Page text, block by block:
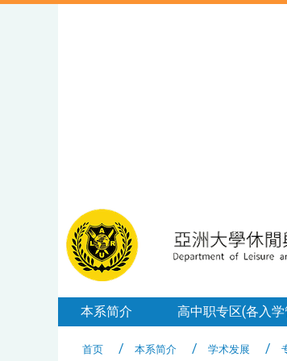
本系简介 高中职专区(各入
首页 本系简介 学术发展